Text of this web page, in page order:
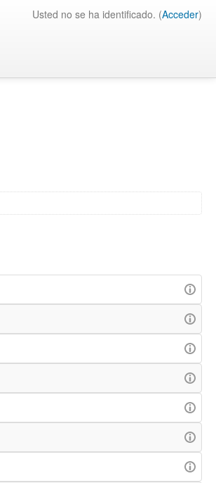
Usted no se ha identificado. (Acceder)